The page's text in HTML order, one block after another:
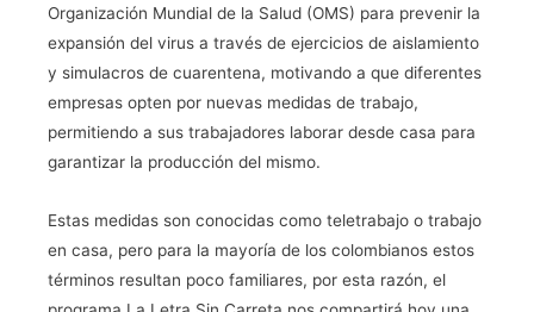
Organización Mundial de la Salud (OMS) para prevenir la
expansión del virus a través de ejercicios de aislamiento
y simulacros de cuarentena, motivando a que diferentes
empresas opten por nuevas medidas de trabajo,
permitiendo a sus trabajadores laborar desde casa para
garantizar la producción del mismo.
Estas medidas son conocidas como teletrabajo o trabajo
en casa, pero para la mayoría de los colombianos estos
términos resultan poco familiares, por esta razón, el